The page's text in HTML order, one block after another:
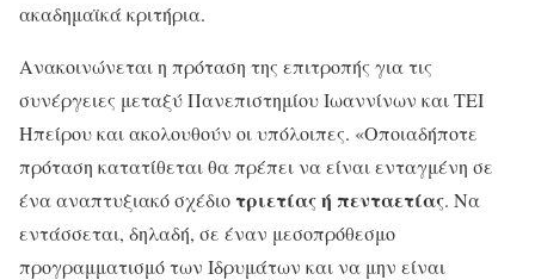
ακαδημαϊκά κριτήρια.
Ανακοινώνεται η πρόταση της επιτροπής για τις
συνέργειες μεταξύ Πανεπιστημίου Ιωαννίνων και ΤΕΙ
Ηπείρου και ακολουθούν οι υπόλοιπες. «Οποιαδήποτε
πρόταση κατατίθεται θα πρέπει να είναι ενταγμένη σε
ένα αναπτυξιακό σχέδιο τριετίας ή πενταετίας. Να
εντάσσεται, δηλαδή, σε έναν μεσοπρόθεσμο
προγραμματισμό των Ιδρυμάτων και να μην είναι